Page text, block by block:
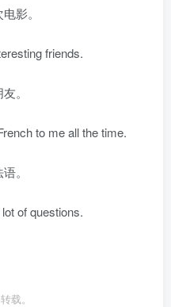
影。
friends.
。
to me all the time.
。
of questions.
载。